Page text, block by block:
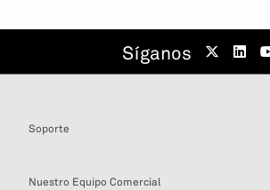
Síganos
Soporte
Nuestro Equipo Comercial